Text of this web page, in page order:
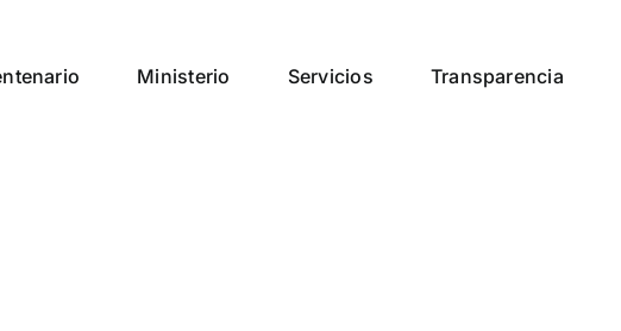
Ministerio Servicios Transparencia